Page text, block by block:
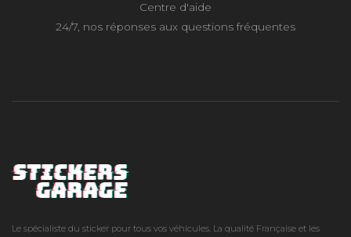
Centre d'aide
24/7, nos réponses aux questions fréquentes
Le spécialiste du sticker pour tous vos véhicules. La qualité Française et les